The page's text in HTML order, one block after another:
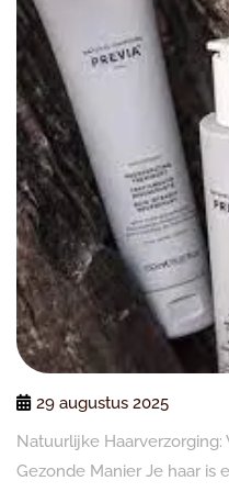
29 augustus 2025
Natuurlijke
Gezonde Manier Je haar is